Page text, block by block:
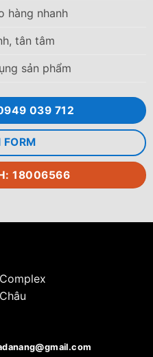
hàng nhanh
tân tâm
sản phẩm
039 712
FORM
18006566